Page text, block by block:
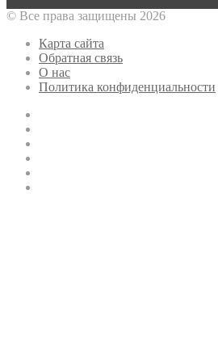
© Все права защищены 2026
Карта сайта
Обратная связь
О нас
Политика конфиденциальности